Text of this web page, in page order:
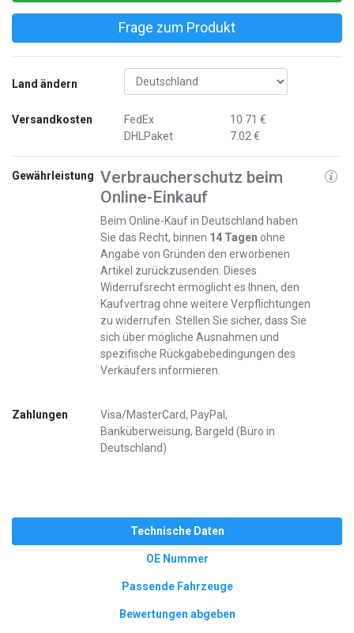
Frage zum Produkt
Land ändern
Versandkosten
FedEx
DHLPaket
10.71 €
7.02 €
Gewährleistung Verbraucherschutz beim
Online-Einkauf
Beim Online-Kauf in Deutschland haben
Sie das Recht, binnen 14 Tagen ohne
Angabe von Gründen den erworbenen
Artikel zurückzusenden. Dieses
Widerrufsrecht ermöglicht es Ihnen, den
Kaufvertrag ohne weitere Verpflichtungen
zu widerrufen. Stellen Sie sicher, dass Sie
sich über mögliche Ausnahmen und
spezifische Rückgabebedingungen des
Verkäufers informieren.
Zahlungen
Visa/MasterCard, PayPal,
Banküberweisung, Bargeld (Büro in
Deutschland)
Technische Daten
OE Nummer
Passende Fahrzeuge
Bewertungen abgeben